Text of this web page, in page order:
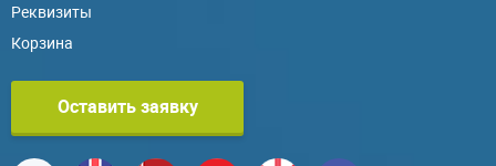
Реквизиты
Корзина
Оставить заявку